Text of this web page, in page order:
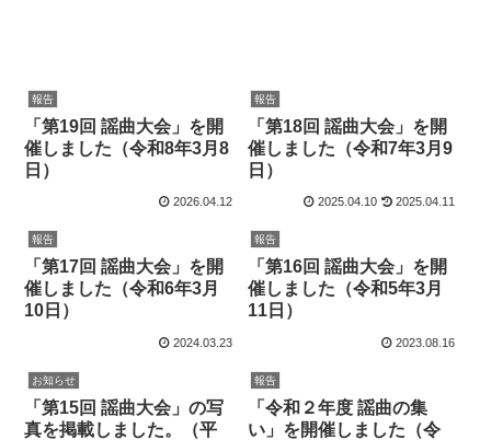
報告
「第19回 謡曲大会」を開
催しました（令和8年3月8
日）
2026.04.12
報告
「第18回 謡曲大会」を開
催しました（令和7年3月9
日）
2025.04.10 2025.04.11
報告
「第17回 謡曲大会」を開
催しました（令和6年3月
10日）
2024.03.23
報告
「第16回 謡曲大会」を開
催しました（令和5年3月
11日）
2023.08.16
お知らせ
「第15回 謡曲大会」の写
真を掲載しました。（平
報告
「令和２年度 謡曲の集
い」を開催しました（令